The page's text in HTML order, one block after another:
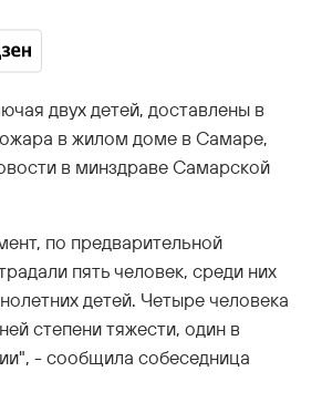
двух детей, доставлены в
в жилом доме в Самаре,
в минздраве Самарской
по предварительной
пять человек, среди них
детей. Четыре человека
степени тяжести, один в
- сообщила собеседница